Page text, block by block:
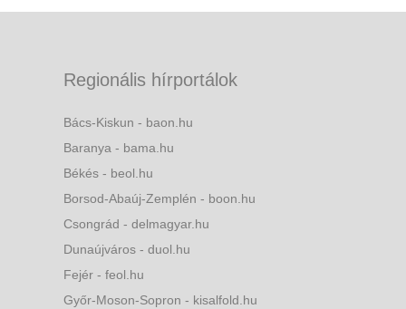
Regionális hírportálok
Bács-Kiskun - baon.hu
Baranya - bama.hu
Békés - beol.hu
Borsod-Abaúj-Zemplén - boon.hu
Csongrád - delmagyar.hu
Dunaújváros - duol.hu
Fejér - feol.hu
Győr-Moson-Sopron - kisalfold.hu